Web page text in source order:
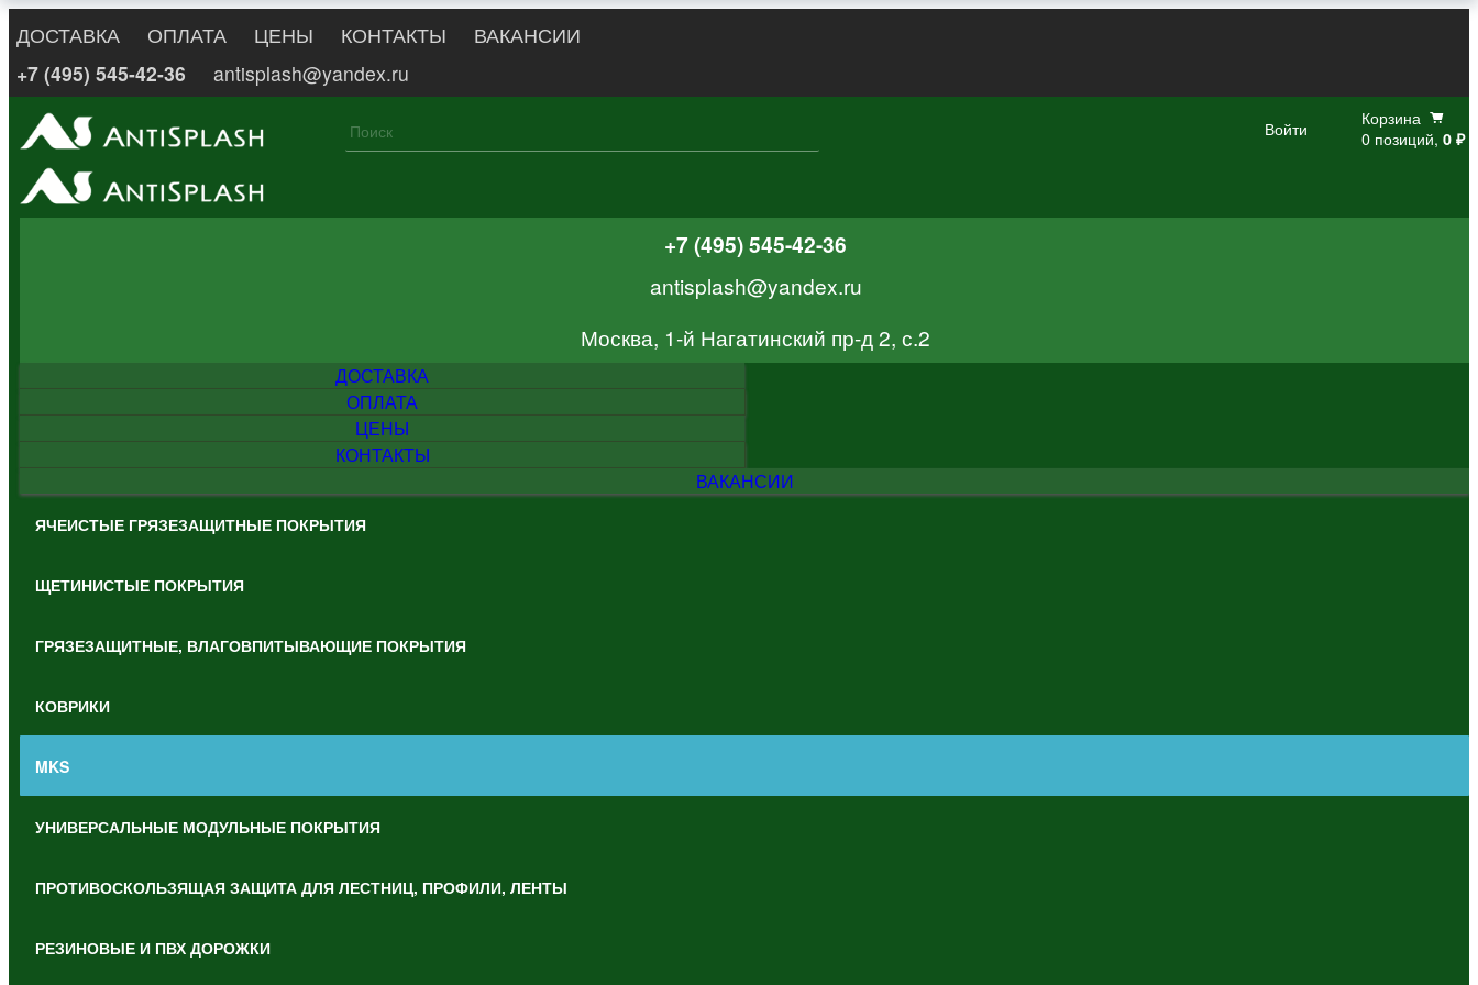
ДОСТАВКА ОПЛАТА ЦЕНЫ КОНТАКТЫ
ВАКАНСИИ
+7 (495) 545-42-36
antisplash@yandex.ru
Войти
Корзина
0 позиций, 0 ₽
+7 (495) 545-42-36
antisplash@yandex.ru
Москва, 1-й Нагатинский пр-д 2, с.2
ДОСТАВКА
ОПЛАТА
ЦЕНЫ
КОНТАКТЫ
ВАКАНСИИ
ЯЧЕИСТЫЕ ГРЯЗЕЗАЩИТНЫЕ ПОКРЫТИЯ
ЩЕТИНИСТЫЕ ПОКРЫТИЯ
ГРЯЗЕЗАЩИТНЫЕ, ВЛАГОВПИТЫВАЮЩИЕ ПОКРЫТИЯ
КОВРИКИ
MKS
УНИВЕРСАЛЬНЫЕ МОДУЛЬНЫЕ ПОКРЫТИЯ
ПРОТИВОСКОЛЬЗЯЩАЯ ЗАЩИТА ДЛЯ ЛЕСТНИЦ, ПРОФИЛИ, ЛЕНТЫ
РЕЗИНОВЫЕ И ПВХ ДОРОЖКИ